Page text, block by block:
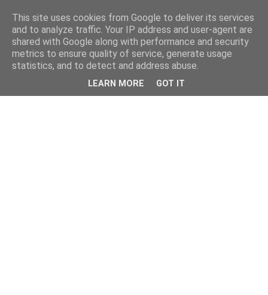
This site uses cookies from Google to deliver its services
and to analyze traffic. Your IP address and user-agent are
shared with Google along with performance and security
metrics to ensure quality of service, generate usage
statistics, and to detect and address abuse.
LEARN MORE GOT IT